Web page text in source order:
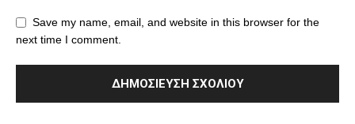
Save my name, email, and website in this browser for the
next time I comment.